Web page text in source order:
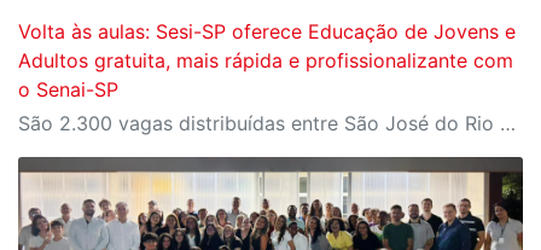
Volta às aulas: Sesi-SP oferece Educação de Jovens e
Adultos gratuita, mais rápida e profissionalizante com
o Senai-SP
São 2.300 vagas distribuídas entre São José do Rio Preto, Presidente Prudente e Birigui, com inscrições abertas até 8 de fevereiro no site do SESI-SP. As aulas iniciam em 9 de fevereiro